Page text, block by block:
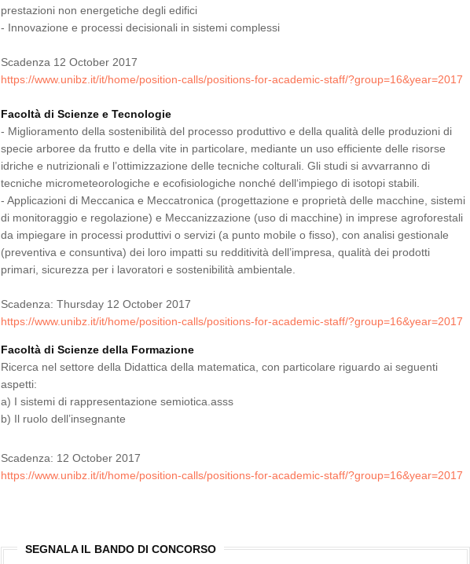
prestazioni non energetiche degli edifici
​- Innovazione e processi decisionali in sistemi complessi
Scadenza 12 October 2017
https://www.unibz.it/it/home/position-calls/positions-for-academic-staff/?group=16&year=2017
Facoltà di Scienze e Tecnologie
- Miglioramento della sostenibilità del processo produttivo e della qualità delle produzioni di
specie arboree da frutto e della vite in particolare, mediante un uso efficiente delle risorse
idriche e nutrizionali e l’ottimizzazione delle tecniche colturali. Gli studi si avvarranno di
tecniche micrometeorologiche e ecofisiologiche nonché dell‘impiego di isotopi stabili.
- Applicazioni di Meccanica e Meccatronica (progettazione e proprietà delle macchine, sistemi
di monitoraggio e regolazione) e Meccanizzazione (uso di macchine) in imprese agroforestali
da impiegare in processi produttivi o servizi (a punto mobile o fisso), con analisi gestionale
(preventiva e consuntiva) dei loro impatti su redditività dell’impresa, qualità dei prodotti
primari, sicurezza per i lavoratori e sostenibilità ambientale.
Scadenza: Thursday 12 October 2017
https://www.unibz.it/it/home/position-calls/positions-for-academic-staff/?group=16&year=2017
Facoltà di Scienze della Formazione
Ricerca nel settore della Didattica della matematica, con particolare riguardo ai seguenti
aspetti:
a) I sistemi di rappresentazione semiotica.asss
b) Il ruolo dell’insegnante
Scadenza: 12 October 2017
https://www.unibz.it/it/home/position-calls/positions-for-academic-staff/?group=16&year=2017
SEGNALA IL BANDO DI CONCORSO